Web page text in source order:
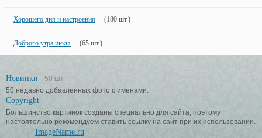
Хорошего дня и настроения (180 шт.)
Доброго утра июля (65 шт.)
Новинки
50 шт.
50 недавно добавленных фото с именами.
Copyright
Большинство картинок созданы специально для сайта, поэтому
настоятельно рекомендуем ставить ссылку на сайт при их использовании.
ImageName.ru